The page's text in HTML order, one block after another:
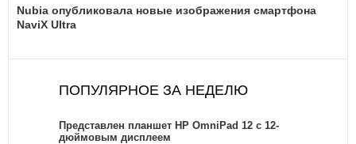
Nubia опубликовала новые изображения смартфона
NaviX Ultra
ПОПУЛЯРНОЕ ЗА НЕДЕЛЮ
Представлен планшет HP OmniPad 12 с 12-
дюймовым дисплеем